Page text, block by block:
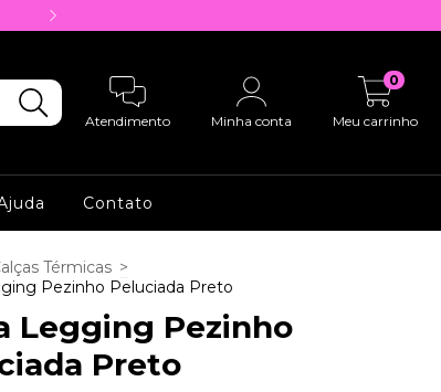
Atendimento Minha conta Meu carrinho
0
Contato
Térmicas >
Pezinho Peluciada Preto
Legging Pezinho
Preto